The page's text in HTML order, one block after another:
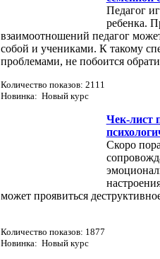
Педагог
ребенка.
взаимоотношений педагог
собой и учениками. К такому
проблемами, не побоится
Количество показов: 2111
Новинка: Новый курс
Чек-лист
Скоро
может проявиться
Количество показов: 1877
Новинка: Новый курс